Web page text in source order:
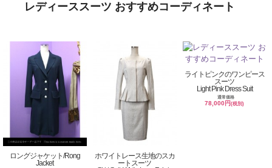
レディーススーツ おすすめコーディネート
ロングジャケット/Rong
Jacket
ホワイトレース生地のスカ
ートスーツ
ライトピンクのワンピース
スーツ
Light Pink Dress Suit
通常価格
78,000円(税別)